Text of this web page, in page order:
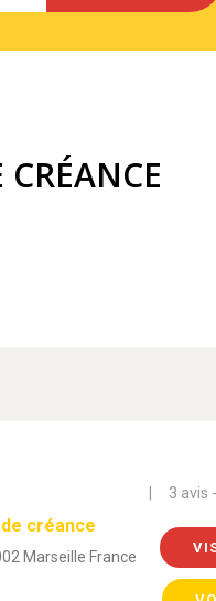
créance
| 3 avis
Marseille France